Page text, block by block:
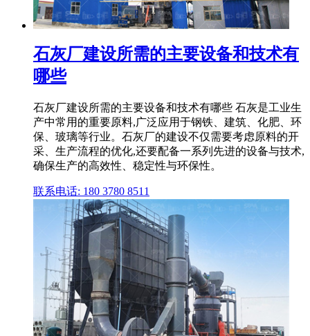
石灰厂建设所需的主要设备和技术有
哪些
石灰厂建设所需的主要设备和技术有哪些 石灰是工业生
产中常用的重要原料,广泛应用于钢铁、建筑、化肥、环
保、玻璃等行业。石灰厂的建设不仅需要考虑原料的开
采、生产流程的优化,还要配备一系列先进的设备与技术,
确保生产的高效性、稳定性与环保性。
联系电话: 180 3780 8511